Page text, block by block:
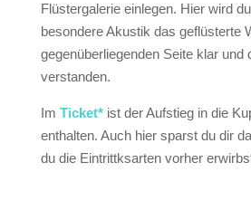
Flüstergalerie einlegen. Hier wird
besondere Akustik das geflüsterte
gegenüberliegenden Seite klar und
verstanden.
Im Ticket* ist der Aufstieg in die
enthalten. Auch hier sparst du dir
du die Eintrittksarten vorher